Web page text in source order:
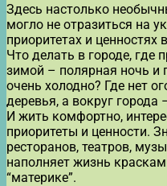
Здесь настолько
могло не отразиться на
приоритетах и ценностях
Что делать в городе, где
зимой – полярная ночь и
очень холодно? Где нет
деревья, а вокруг
И жить комфортно,
приоритеты и ценности.
ресторанов, театров,
наполняет жизнь
“материке”.